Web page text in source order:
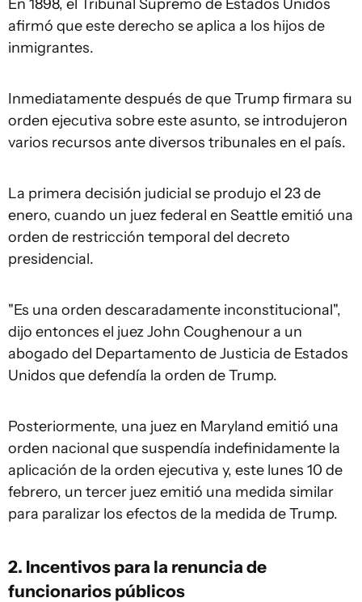
En 1898, el Tribunal Supremo de Estados Unidos
afirmó que este derecho se aplica a los hijos de
inmigrantes.
Inmediatamente después de que Trump firmara su
orden ejecutiva sobre este asunto, se introdujeron
varios recursos ante diversos tribunales en el país.
La primera decisión judicial se produjo el 23 de
enero, cuando un juez federal en Seattle emitió una
orden de restricción temporal del decreto
presidencial.
"Es una orden descaradamente inconstitucional",
dijo entonces el juez John Coughenour a un
abogado del Departamento de Justicia de Estados
Unidos que defendía la orden de Trump.
Posteriormente, una juez en Maryland emitió una
orden nacional que suspendía indefinidamente la
aplicación de la orden ejecutiva y, este lunes 10 de
febrero, un tercer juez emitió una medida similar
para paralizar los efectos de la medida de Trump.
2. Incentivos para la renuncia de
funcionarios públicos